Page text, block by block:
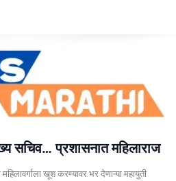
सचिव… प्रशासनात महिलाराज
खूश करण्यावर भर देणाऱ्या महायुती